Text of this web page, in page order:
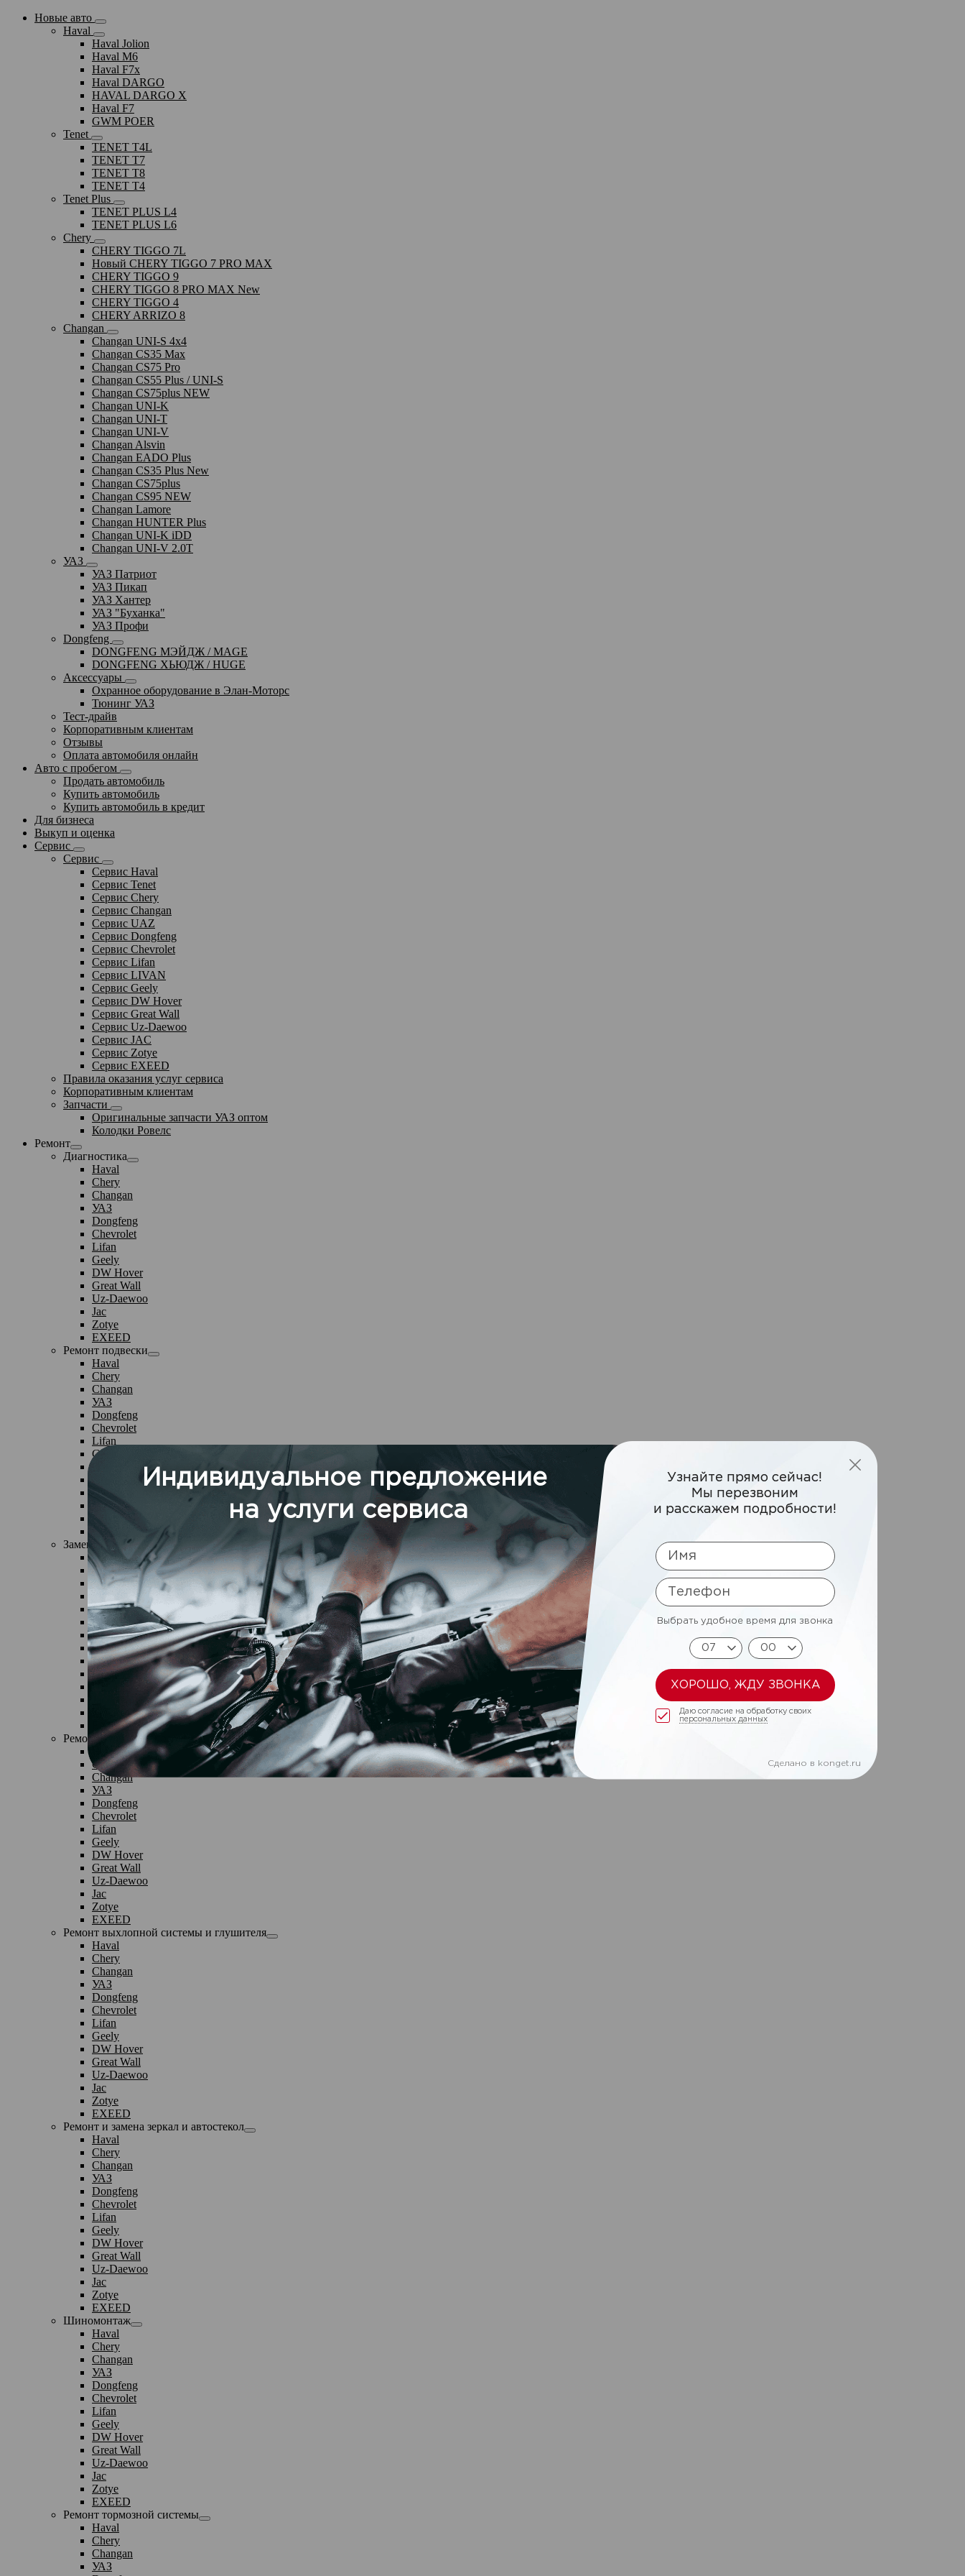
Новые авто
Haval
Haval Jolion
Haval M6
Haval F7x
Haval DARGO
HAVAL DARGO Х
Haval F7
GWM POER
Tenet
TENET T4L
TENET T7
TENET T8
TENET T4
Tenet Plus
TENET PLUS L4
TENET PLUS L6
Chery
CHERY TIGGO 7L
Новый CHERY TIGGO 7 PRO MAX
CHERY TIGGO 9
CHERY TIGGO 8 PRO MAX New
CHERY TIGGO 4
CHERY ARRIZO 8
Changan
Changan UNI-S 4x4
Changan CS35 Max
Changan CS75 Pro
Changan CS55 Plus / UNI-S
Changan CS75plus NEW
Changan UNI-K
Changan UNI-T
Changan UNI-V
Changan Alsvin
Changan EADO Plus
Changan CS35 Plus New
Changan CS75plus
Changan CS95 NEW
Changan Lamore
Changan HUNTER Plus
Changan UNI-K iDD
Changan UNI-V 2.0T
УАЗ
УАЗ Патриот
УАЗ Пикап
УАЗ Хантер
УАЗ "Буханка"
УАЗ Профи
Dongfeng
DONGFENG МЭЙДЖ / MAGE
DONGFENG ХЬЮДЖ / HUGE
Аксессуары
Охранное оборудование в Элан-Моторс
Тюнинг УАЗ
Тест-драйв
Корпоративным клиентам
Отзывы
Оплата автомобиля онлайн
Авто с пробегом
Продать автомобиль
Купить автомобиль
Купить автомобиль в кредит
Для бизнеса
Выкуп и оценка
Сервис
Сервис
Сервис Haval
Сервис Tenet
Сервис Chery
Сервис Changan
Сервис UAZ
Сервис Dongfeng
Сервис Chevrolet
Сервис Lifan
Сервис LIVAN
Сервис Geely
Сервис DW Hover
Сервис Great Wall
Сервис Uz-Daewoo
Сервис JAC
Сервис Zotye
Сервис EXEED
Правила оказания услуг сервиса
Корпоративным клиентам
Запчасти
Оригинальные запчасти УАЗ оптом
Колодки Ровелс
Ремонт
Диагностика
Haval
Chery
Changan
УАЗ
Dongfeng
Chevrolet
Lifan
Geely
DW Hover
Great Wall
Uz-Daewoo
Jac
Zotye
EXEED
Ремонт подвески
Haval
Chery
Changan
УАЗ
Dongfeng
Chevrolet
Lifan
Geely
Uz-Daewoo
Jac
Замена жидкостей
Haval
Chery
Changan
Dongfeng
Chevrolet
Lifan
Geely
DW Hover
Great Wall
EXEED
Ремонт рулевого управления
Haval
Chery
Changan
УАЗ
Dongfeng
Chevrolet
Lifan
Geely
DW Hover
Great Wall
Uz-Daewoo
Jac
Zotye
EXEED
Ремонт выхлопной системы и глушителя
Haval
Chery
Changan
УАЗ
Dongfeng
Chevrolet
Lifan
Geely
DW Hover
Great Wall
Uz-Daewoo
Jac
Zotye
EXEED
Ремонт и замена зеркал и автостекол
Haval
Chery
Changan
УАЗ
Dongfeng
Chevrolet
Lifan
Geely
DW Hover
Great Wall
Uz-Daewoo
Jac
Zotye
EXEED
Шиномонтаж
Haval
Chery
Changan
УАЗ
Dongfeng
Chevrolet
Lifan
Geely
DW Hover
Great Wall
Uz-Daewoo
Jac
Zotye
EXEED
Ремонт тормозной системы
Haval
Chery
Changan
УАЗ